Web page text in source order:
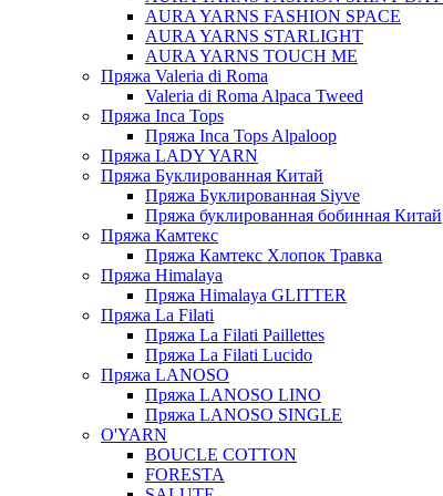
AURA YARNS FASHION SPACE
AURA YARNS STARLIGHT
AURA YARNS TOUCH ME
Пряжа Valeria di Roma
Valeria di Roma Alpaca Tweed
Пряжа Inca Tops
Пряжа Inca Tops Alpaloop
Пряжа LADY YARN
Пряжа Буклированная Китай
Пряжа Буклированная Siyve
Пряжа буклированная бобинная Китай
Пряжа Камтекс
Пряжа Камтекс Хлопок Травка
Пряжа Himalaya
Пряжа Himalaya GLITTER
Пряжа La Filati
Пряжа La Filati Paillettes
Пряжа La Filati Lucido
Пряжа LANOSO
Пряжа LANOSO LINO
Пряжа LANOSO SINGLE
O'YARN
BOUCLE COTTON
FORESTA